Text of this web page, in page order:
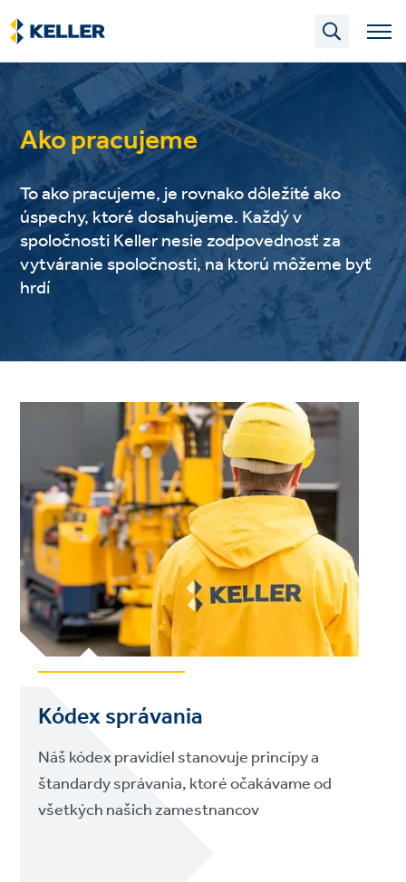
Skip
to
main
content
Ako pracujeme
To ako pracujeme, je rovnako dôležité ako
úspechy, ktoré dosahujeme. Každý v
spoločnosti Keller nesie zodpovednosť za
vytváranie spoločnosti, na ktorú môžeme byť
hrdí
Kódex správania
Náš kódex pravidiel stanovuje princípy a
štandardy správania, ktoré očakávame od
všetkých našich zamestnancov